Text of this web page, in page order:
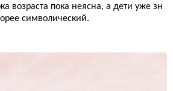
возраста пока неясна, а дети уже зн
символический.